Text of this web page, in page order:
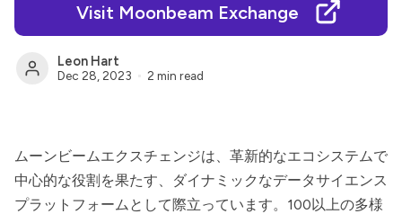
Visit Moonbeam Exchange
Leon Hart
Dec 28, 2023 2 min read
ムーンビームエクスチェンジは、革新的なエコシステムで
中心的な役割を果たす、ダイナミックなデータサイエンス
プラットフォームとして際立っています。100以上の多様